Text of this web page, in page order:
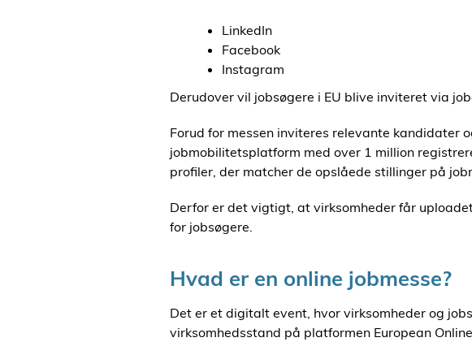
LinkedIn
Facebook
Instagram
Derudover vil jobsøgere i EU blive inviteret via
Forud for messen inviteres relevante kandidater
jobmobilitetsplatform med over 1 million
profiler, der matcher de opslåede stillinger på
Derfor er det vigtigt, at virksomheder får
for jobsøgere.
Hvad er en online jobmesse?
Det er et digitalt event, hvor virksomheder og
virksomhedsstand på platformen European